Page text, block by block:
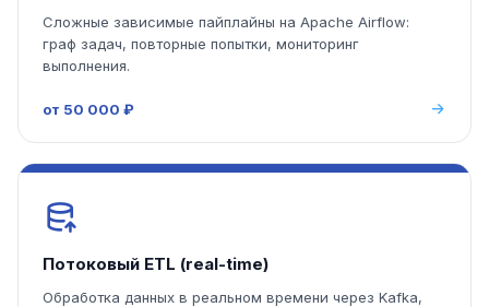
Сложные зависимые пайплайны на Apache Airflow:
граф задач, повторные попытки, мониторинг
выполнения.
от 50 000 ₽
Потоковый ETL (real-time)
Обработка данных в реальном времени через Kafka,